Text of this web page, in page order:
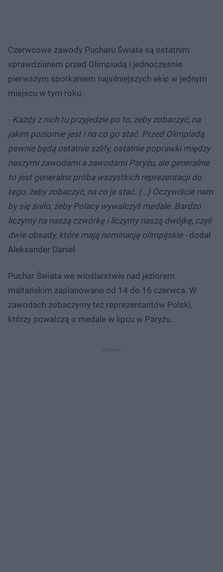
Czerwcowe zawody Pucharu Świata są ostatnim
sprawdzianem przed Olimpiadą i jednocześnie
pierwszym spotkaniem najsilniejszych ekip w jednym
miejscu w tym roku.
- Każdy z nich tu przyjedzie po to, żeby zobaczyć, na
jakim poziomie jest i na co go stać. Przed Olimpiadą
pewnie będą ostatnie szlify, ostatnie poprawki między
naszymi zawodami a zawodami Paryżu, ale generalnie
to jest generalna próba wszystkich reprezentacji do
tego, żeby zobaczyć, na co je stać. (...) Oczywiście nam
by się śniło, żeby Polacy wywalczyli medale. Bardzo
liczymy na naszą czwórkę i liczymy naszą dwójkę, czyli
dwie obsady, które mają nominację olimpijskie - dodał
Aleksander Daniel
Puchar Świata we wioślarstwie nad jeziorem
maltańskim zaplanowano od 14 do 16 czerwca. W
zawodach zobaczymy też reprezentantów Polski,
którzy powalczą o medale w lipcu w Paryżu.